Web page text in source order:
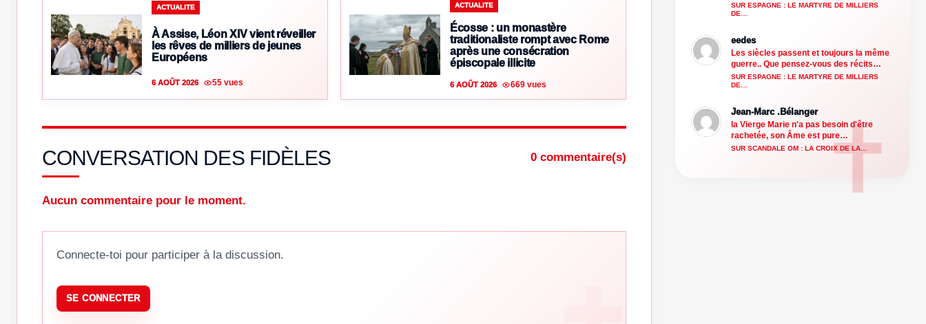
ACTUALITE
À Assise, Léon XIV vient réveiller
les rêves de milliers de jeunes
Européens
6 AOÛT 2026 55 vues
ACTUALITE
Écosse : un monastère
traditionaliste rompt avec Rome
après une consécration
épiscopale illicite
6 AOÛT 2026 669 vues
CONVERSATION DES FIDÈLES 0 commentaire(s)
Aucun commentaire pour le moment.
Connecte-toi pour participer à la discussion.
SE CONNECTER
SUR ESPAGNE : LE MARTYRE DE MILLIERS
DE…
eedes
Les siècles passent et toujours la même
guerre.. Que pensez-vous des récits…
SUR ESPAGNE : LE MARTYRE DE MILLIERS
DE…
Jean-Marc .Bélanger
la Vierge Marie n'a pas besoin d'être
rachetée, son Âme est pure…
SUR SCANDALE OM : LA CROIX DE LA…